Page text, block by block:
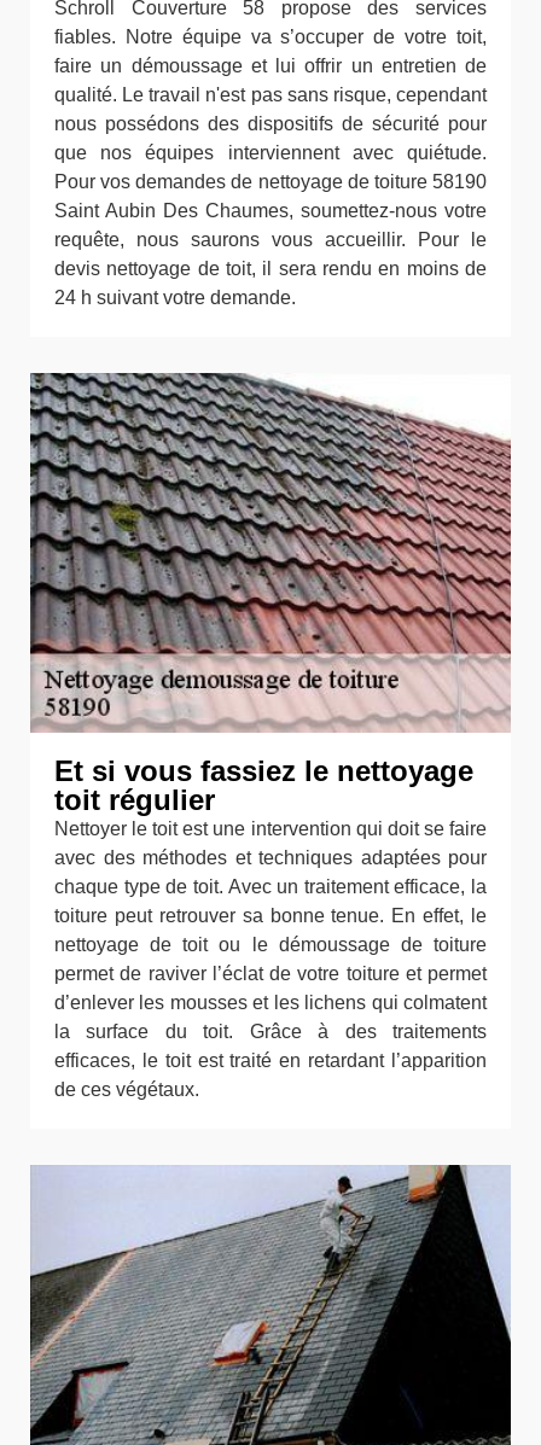
Schroll Couverture 58 propose des services
fiables. Notre équipe va s’occuper de votre toit,
faire un démoussage et lui offrir un entretien de
qualité. Le travail n'est pas sans risque, cependant
nous possédons des dispositifs de sécurité pour
que nos équipes interviennent avec quiétude.
Pour vos demandes de nettoyage de toiture 58190
Saint Aubin Des Chaumes, soumettez-nous votre
requête, nous saurons vous accueillir. Pour le
devis nettoyage de toit, il sera rendu en moins de
24 h suivant votre demande.
Et si vous fassiez le nettoyage
toit régulier
Nettoyer le toit est une intervention qui doit se faire
avec des méthodes et techniques adaptées pour
chaque type de toit. Avec un traitement efficace, la
toiture peut retrouver sa bonne tenue. En effet, le
nettoyage de toit ou le démoussage de toiture
permet de raviver l’éclat de votre toiture et permet
d’enlever les mousses et les lichens qui colmatent
la surface du toit. Grâce à des traitements
efficaces, le toit est traité en retardant l’apparition
de ces végétaux.